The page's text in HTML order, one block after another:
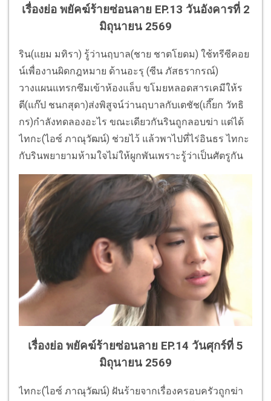
เรื่องย่อ พยัคฆ์ร้ายซ่อนลาย EP.13 วันอังคารที่ 2
มิถุนายน 2569
ริน(แยม มทิรา) รู้ว่านฤบาล(ชาย ชาตโยดม) ใช้ทรีซีคอย
น์เพื่องานผิดกฎหมาย ด้านอะรุ (ซีน ภัสธรากรณ์)
วางแผนแทรกซึมเข้าห้องแล็บ ขโมยหลอดสารเคมีให้ร
ตี(แก๊ป ชนกสุดา)ส่งพิสูจน์ว่านฤบาลกับเตชัช(เกี๊ยก วัทธิ
กร)กำลังทดลองอะไร ขณะเดียวกันรินถูกลอบฆ่า แต่ได้
ไทกะ(ไอซ์ ภาณุวัฒน์) ช่วยไว้ แล้วพาไปที่ไร่อินธร ไทกะ
กับรินพยายามห้ามใจไม่ให้ผูกพันเพราะรู้ว่าเป็นศัตรูกัน
เรื่องย่อ พยัคฆ์ร้ายซ่อนลาย EP.14 วันศุกร์ที่ 5
มิถุนายน 2569
ไทกะ(ไอซ์ ภาณุวัฒน์) ฝันร้ายจากเรื่องครอบครัวถูกฆ่า